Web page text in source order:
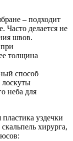
– подходит
Часто делается не
швов.
толщина
способ
неба для
уздечки
хирурга,